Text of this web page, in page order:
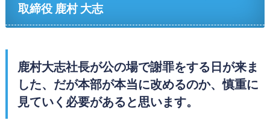
取締役 鹿村 大志
鹿村大志社長が公の場で謝罪をする日が来ま
した、だが本部が本当に改めるのか、慎重に
見ていく必要があると思います。